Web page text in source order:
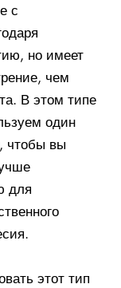
с
но имеет
чем
В этом типе
один
чтобы вы
для
этот тип